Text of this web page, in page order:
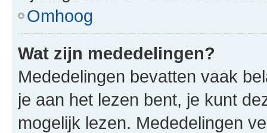
Omhoog
Wat zijn mededelingen?
Mededelingen bevatten vaak
je aan het lezen bent, je kunt
mogelijk lezen. Mededelingen